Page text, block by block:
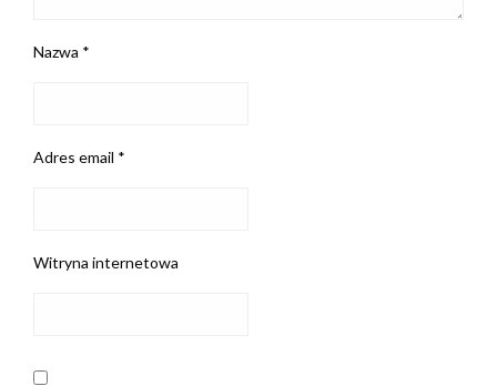
Nazwa *
Adres email *
Witryna internetowa